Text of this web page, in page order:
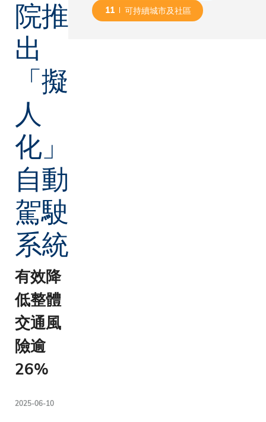
院推
出
「擬
人
化」
自動
駕駛
系統
有效降
低整體
交通風
險逾
26%
2025-06-10
11 可持續城市及社區